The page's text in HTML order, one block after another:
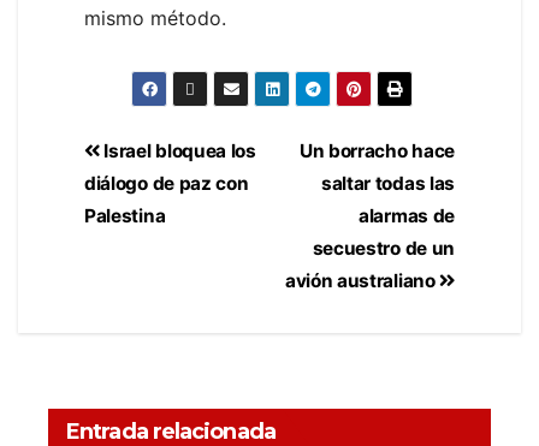
mismo método.
Un borracho hace
saltar todas las
alarmas de
secuestro de un
avión australiano
Israel bloquea los
diálogo de paz con
Palestina
Entrada relacionada